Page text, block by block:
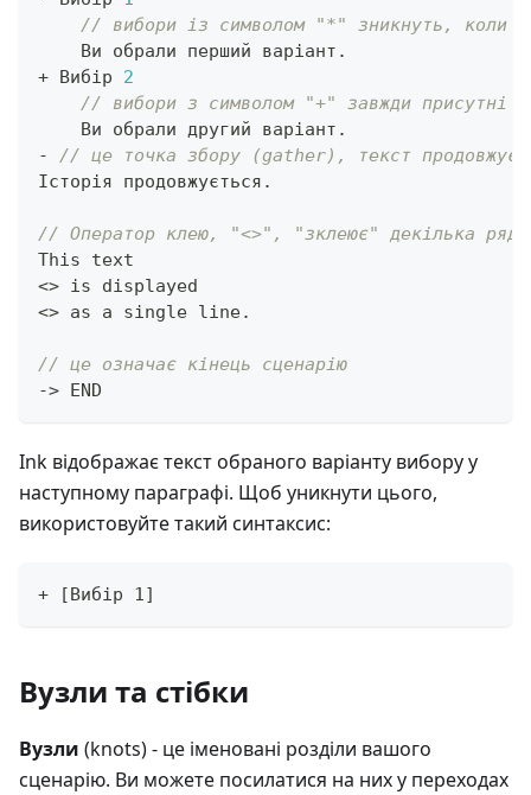
// вибори із символом "*" зникнуть, коли
    Ви обрали перший варіант
.
+ Вибір 2
// вибори з символом "+" завжди присутні
    Ви обрали другий варіант
.
-
// це точка збору (gather), текст
Історія продовжується .
// Оператор клею, "<>", "зклеює" декілька
This text
<> is displayed
<> as a single line.
// це означає кінець сценарію
-> END
Ink відображає текст обраного варіанту вибору у
наступному параграфі. Щоб уникнути цього,
використовуйте такий синтаксис:
+ [Вибір 1]
Вузли та стібки
Вузли (knots) - це іменовані розділи вашого
сценарію. Ви можете посилатися на них у переходах